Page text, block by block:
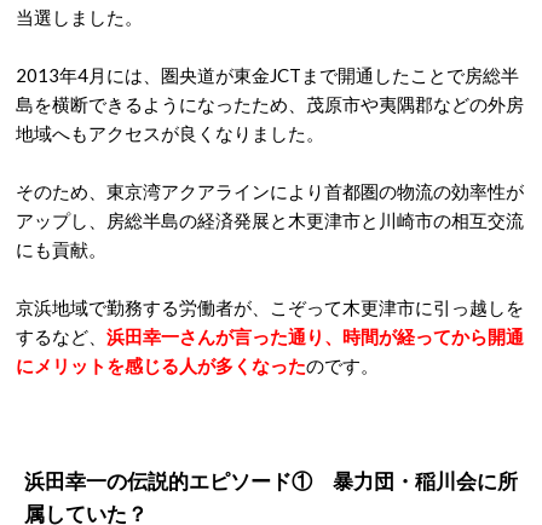
当選しました。
2013年4月には、圏央道が東金JCTまで開通したことで房総半
島を横断できるようになったため、茂原市や夷隅郡などの外房
地域へもアクセスが良くなりました。
そのため、東京湾アクアラインにより首都圏の物流の効率性が
アップし、房総半島の経済発展と木更津市と川崎市の相互交流
にも貢献。
京浜地域で勤務する労働者が、こぞって木更津市に引っ越しを
するなど、 浜田幸一さんが言った通り、時間が経ってから開通
にメリットを感じる人が多くなったのです。
浜田幸一の伝説的エピソード① 暴力団・稲川会に所
属していた？